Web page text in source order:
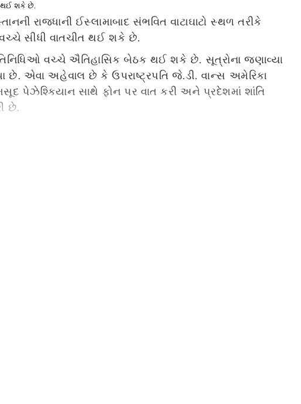
થઈ શકે છે.
રાજધાની ઈસ્લામાબાદ સંભવિત વાટાઘાટો સ્થળ તરીકે
સીધી વાતચીત થઈ શકે છે.
વચ્ચે ઐતિહાસિક બેઠક થઈ શકે છે. સૂત્રોના જણાવ્યા
છે. એવા અહેવાલ છે કે ઉપરાષ્ટ્રપતિ જે.ડી. વાન્સ અમેરિકા
પેઝેશ્કિયાન સાથે ફોન પર વાત કરી અને પ્રદેશમાં શાંતિ
છે.